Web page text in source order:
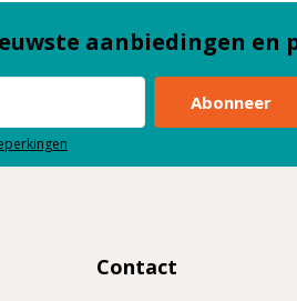
aanbiedingen en
Abonneer
Contact